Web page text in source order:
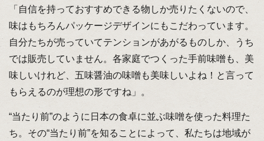
「自信を持っておすすめできる物しか売りたくないので、
味はもちろんパッケージデザインにもこだわっています。
自分たちが売っていてテンションがあがるものしか、うち
では販売していません。各家庭でつくった手前味噌も、美
味しいけれど、五味醤油の味噌も美味しいよね！と言って
もらえるのが理想の形ですね」。
“当たり前”のように日本の食卓に並ぶ味噌を使った料理た
ち。その“当たり前”を知ることによって、私たちは地域が